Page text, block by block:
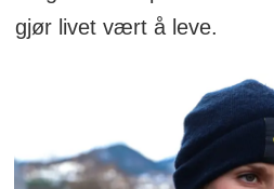
gjør livet vært å leve.